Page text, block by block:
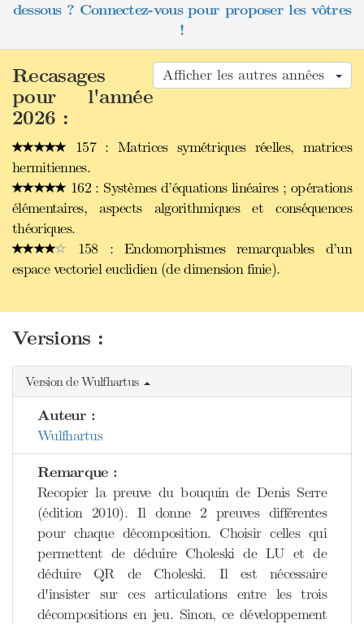
dessous ? Connectez-vous pour proposer les vôtres
!
Afficher les autres années
Recasages
pour l'année
2026 :
157 : Matrices symétriques réelles, matrices
hermitiennes.
162 : Systèmes d’équations linéaires ; opérations
élémentaires, aspects algorithmiques et conséquences
théoriques.
158 : Endomorphismes remarquables d’un
espace vectoriel euclidien (de dimension finie).
Versions :
Version de Wulfhartus
Auteur :
Wulfhartus
Remarque :
Recopier la preuve du bouquin de Denis Serre
(édition 2010). Il donne 2 preuves différentes
pour chaque décomposition. Choisir celles qui
permettent de déduire Choleski de LU et de
déduire QR de Choleski. Il est nécessaire
d'insister sur ces articulations entre les trois
décompositions en jeu. Sinon, ce développement